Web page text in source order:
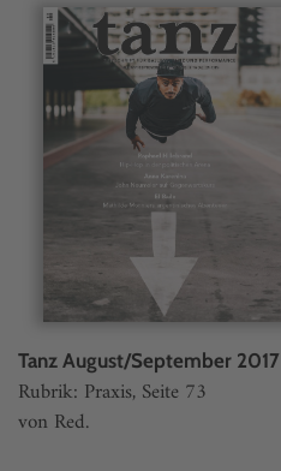
Tanz August/September 2017
Rubrik: Praxis, Seite 73
von Red.